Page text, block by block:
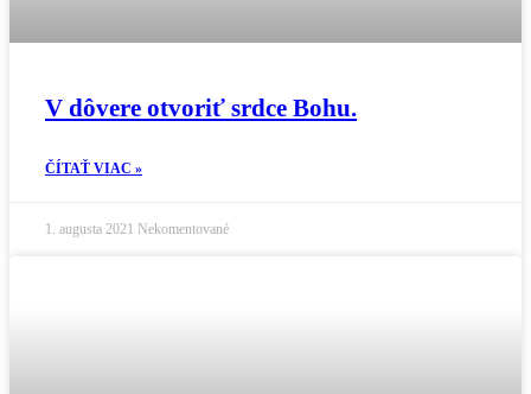
V dôvere otvoriť srdce Bohu.
ČÍTAŤ VIAC »
1. augusta 2021 Nekomentované